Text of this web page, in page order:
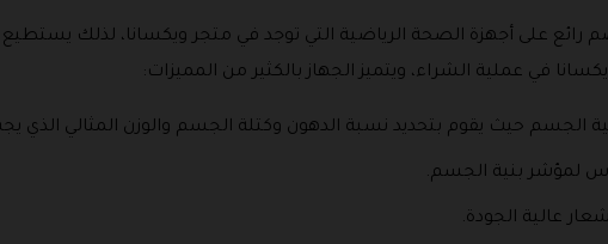
على أجهزة الصحة الرياضية التي توجد في متجر ويكسانا، لذلك
في عملية الشراء، ويتميز الجهاز بالكثير من المميزات:
الجسم حيث يقوم بتحديد نسبة الدهون وكتلة الجسم والوزن المثالي الذي
عالية الجودة.